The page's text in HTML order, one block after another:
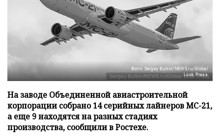
Фото: Sergey Bulkin/NEWS.ru/Global
Look Press
На заводе Объединенной авиастроительной
корпорации собрано 14 серийных лайнеров МС-21,
а еще 9 находятся на разных стадиях
производства, сообщили в Ростехе.